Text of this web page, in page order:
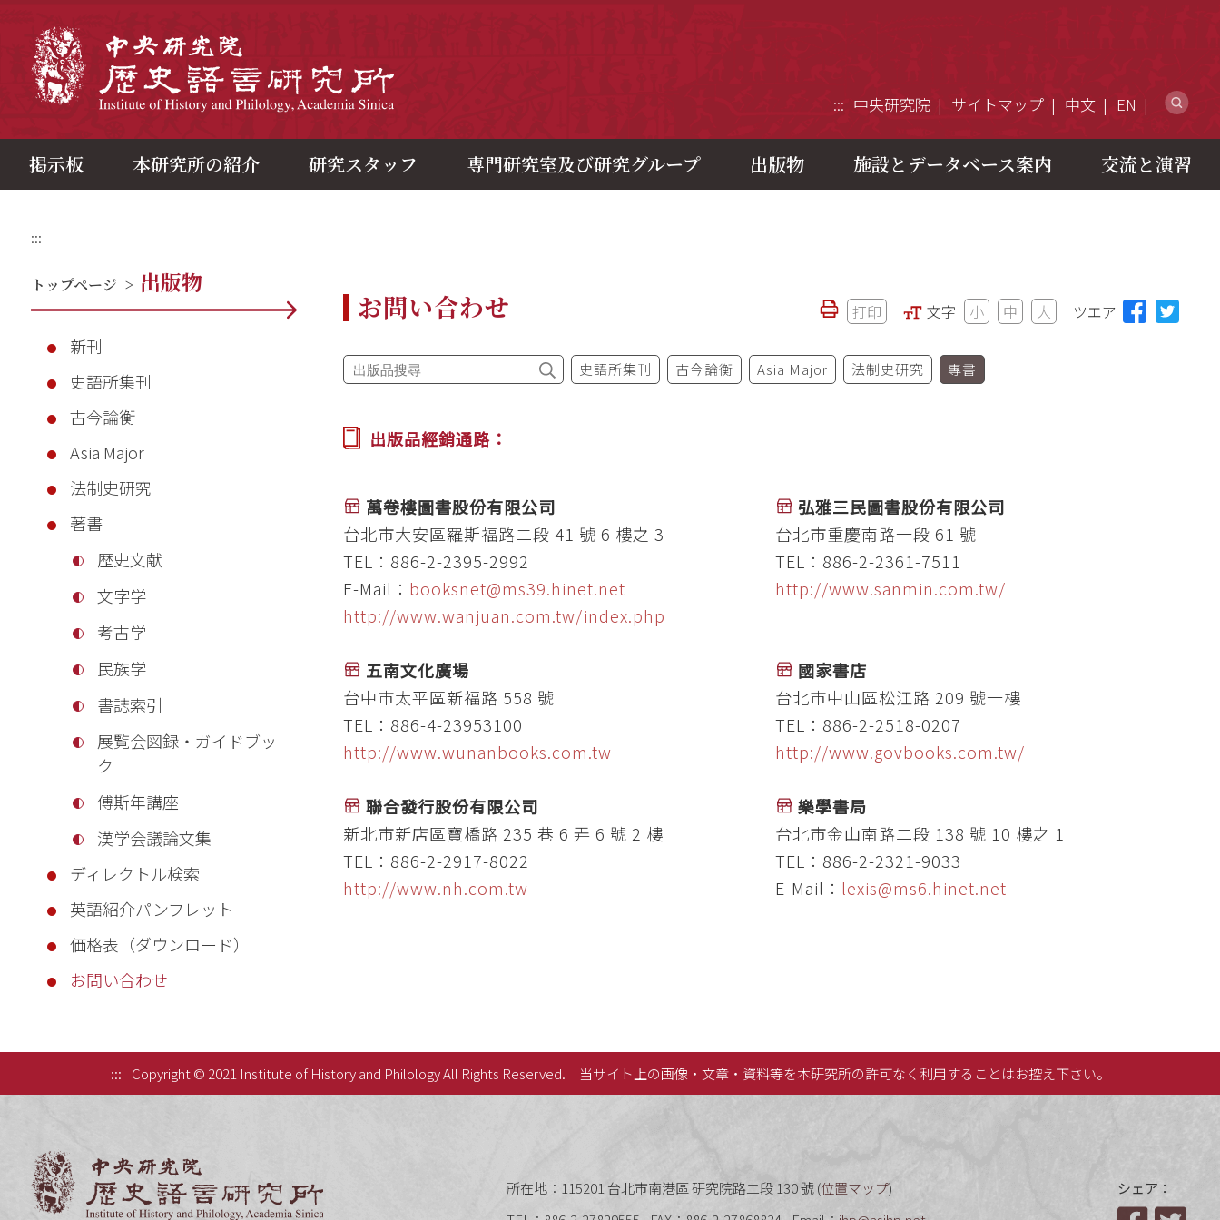
::: 中央研究院 サイトマップ 中文 EN
掲示板 本研究所の紹介 研究スタッフ 専門研究室及び研究グループ 出版物 施設とデータベース案内 交流と演習
:::
トップページ > 出版物
新刊
史語所集刊
古今論衡
Asia Major
法制史研究
著書
歴史文献
文字学
考古学
民族学
書誌索引
展覧会図録・ガイドブッ
ク
傅斯年講座
漢学会議論文集
ディレクトル検索
英語紹介パンフレット
価格表（ダウンロード）
お問い合わせ
お問い合わせ 打印 文字 小 中 大 ツエア
史語所集刊 古今論衡 Asia Major 法制史研究 專書
出版品經銷通路：
萬卷樓圖書股份有限公司
台北市大安區羅斯福路二段 41 號 6 樓之 3
TEL：886-2-2395-2992
E-Mail： booksnet@ms39.hinet.net
http://www.wanjuan.com.tw/index.php
弘雅三民圖書股份有限公司
台北市重慶南路一段 61 號
TEL：886-2-2361-7511
http://www.sanmin.com.tw/
五南文化廣場
台中市太平區新福路 558 號
TEL：886-4-23953100
http://www.wunanbooks.com.tw
國家書店
台北市中山區松江路 209 號一樓
TEL：886-2-2518-0207
http://www.govbooks.com.tw/
聯合發行股份有限公司
新北市新店區寶橋路 235 巷 6 弄 6 號 2 樓
TEL：886-2-2917-8022
http://www.nh.com.tw
樂學書局
台北市金山南路二段 138 號 10 樓之 1
TEL：886-2-2321-9033
E-Mail： lexis@ms6.hinet.net
::: Copyright © 2021 Institute of History and Philology All Rights Reserved. 当サイト上の画像・文章・資料等を本研究所の許可なく利用することはお控え下さい。
所在地：115201 台北市南港區 研究院路二段 130 號 (位置マップ)
シェア：